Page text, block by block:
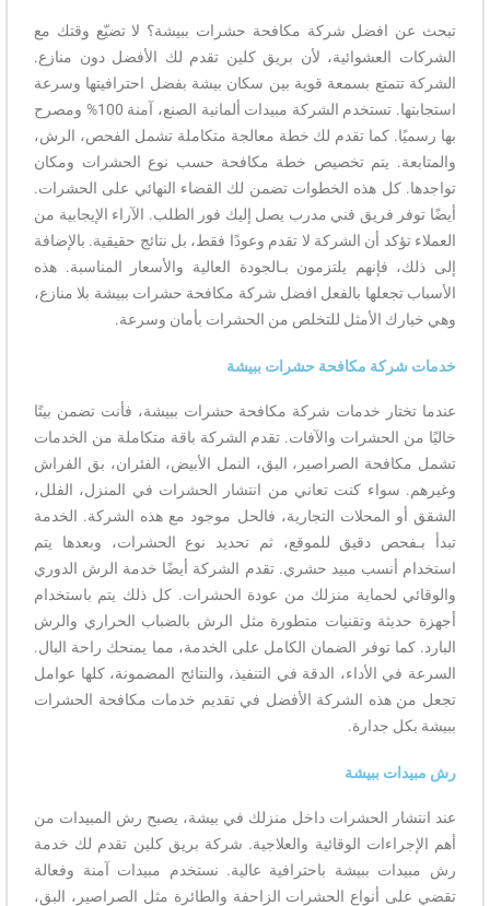
تبحث عن افضل شركة مكافحة حشرات ببيشة؟ لا تضيّع وقتك مع
الشركات العشوائية، لأن بريق كلين تقدم لك الأفضل دون منازع.
الشركة تتمتع بسمعة قوية بين سكان بيشة بفضل احترافيتها وسرعة
استجابتها. تستخدم الشركة مبيدات ألمانية الصنع، آمنة 100% ومصرح
بها رسميًا. كما تقدم لك خطة معالجة متكاملة تشمل الفحص، الرش،
والمتابعة. يتم تخصيص خطة مكافحة حسب نوع الحشرات ومكان
تواجدها. كل هذه الخطوات تضمن لك القضاء النهائي على الحشرات.
أيضًا توفر فريق فني مدرب يصل إليك فور الطلب. الآراء الإيجابية من
العملاء تؤكد أن الشركة لا تقدم وعودًا فقط، بل نتائج حقيقية. بالإضافة
إلى ذلك، فإنهم يلتزمون بـالجودة العالية والأسعار المناسبة. هذه
الأسباب تجعلها بالفعل افضل شركة مكافحة حشرات ببيشة بلا منازع،
وهي خيارك الأمثل للتخلص من الحشرات بأمان وسرعة.
خدمات شركة مكافحة حشرات ببيشة
عندما تختار خدمات شركة مكافحة حشرات ببيشة، فأنت تضمن بيتًا
خاليًا من الحشرات والآفات. تقدم الشركة باقة متكاملة من الخدمات
تشمل مكافحة الصراصير، البق، النمل الأبيض، الفئران، بق الفراش
وغيرهم. سواء كنت تعاني من انتشار الحشرات في المنزل، الفلل،
الشقق أو المحلات التجارية، فالحل موجود مع هذه الشركة. الخدمة
تبدأ بـفحص دقيق للموقع، ثم تحديد نوع الحشرات، وبعدها يتم
استخدام أنسب مبيد حشري. تقدم الشركة أيضًا خدمة الرش الدوري
والوقائي لحماية منزلك من عودة الحشرات. كل ذلك يتم باستخدام
أجهزة حديثة وتقنيات متطورة مثل الرش بالضباب الحراري والرش
البارد. كما توفر الضمان الكامل على الخدمة، مما يمنحك راحة البال.
السرعة في الأداء، الدقة في التنفيذ، والنتائج المضمونة، كلها عوامل
تجعل من هذه الشركة الأفضل في تقديم خدمات مكافحة الحشرات
ببيشة بكل جدارة.
رش مبيدات ببيشة
عند انتشار الحشرات داخل منزلك في بيشة، يصبح رش المبيدات من
أهم الإجراءات الوقائية والعلاجية. شركة بريق كلين تقدم لك خدمة
رش مبيدات ببيشة باحترافية عالية. نستخدم مبيدات آمنة وفعالة
تقضي على أنواع الحشرات الزاحفة والطائرة مثل الصراصير، البق،